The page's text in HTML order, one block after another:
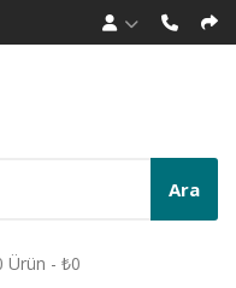
Ara
Ürün - ₺0